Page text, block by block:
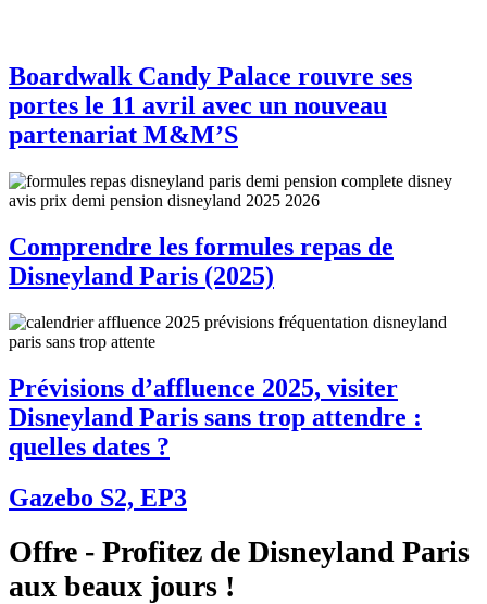
Boardwalk Candy Palace rouvre ses
portes le 11 avril avec un nouveau
partenariat M&M’S
Comprendre les formules repas de
Disneyland Paris (2025)
Prévisions d’affluence 2025, visiter
Disneyland Paris sans trop attendre :
quelles dates ?
Gazebo S2, EP3
Offre - Profitez de Disneyland Paris
aux beaux jours !